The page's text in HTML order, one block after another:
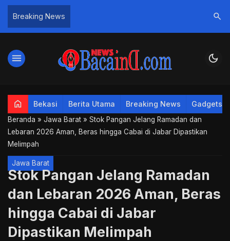
Breaking News search
menu dark_mode
home Bekasi Berita Utama Breaking News Gadgets
Beranda » Jawa Barat » Stok Pangan Jelang Ramadan dan
Lebaran 2026 Aman, Beras hingga Cabai di Jabar Dipastikan
Melimpah
Jawa Barat
Stok Pangan Jelang Ramadan
dan Lebaran 2026 Aman, Beras
hingga Cabai di Jabar
Dipastikan Melimpah